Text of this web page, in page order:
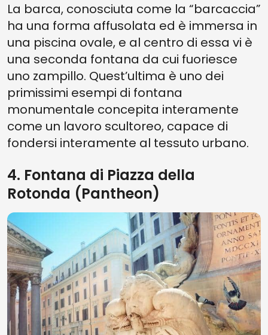
La barca, conosciuta come la “barcaccia”
ha una forma affusolata ed è immersa in
una piscina ovale, e al centro di essa vi è
una seconda fontana da cui fuoriesce
uno zampillo. Quest’ultima è uno dei
primissimi esempi di fontana
monumentale concepita interamente
come un lavoro scultoreo, capace di
fondersi interamente al tessuto urbano.
4. Fontana di Piazza della
Rotonda (Pantheon)